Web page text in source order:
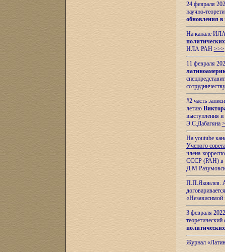
24 февраля
научно-
обновления в
На канале
ИЛА РАН >>>
11 февраля
#2 часть
летию
выступления
Э.С.Дабагяна
На youtube
Ученого
члена-
СССР (РАН) в
П.П.Яковлев.
«Независимой
3 февраля
теоретический
Журнал